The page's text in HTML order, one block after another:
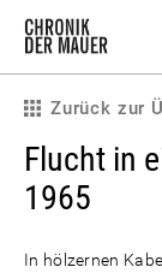
Zurück zur
Flucht in
1965
In hölzernen